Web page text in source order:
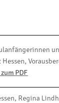
PDF
Regina